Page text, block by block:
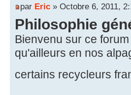
par Eric » Octobre 6, 2011,
Philosophie
Bienvenu sur ce
qu'ailleurs en nos
certains recycleurs